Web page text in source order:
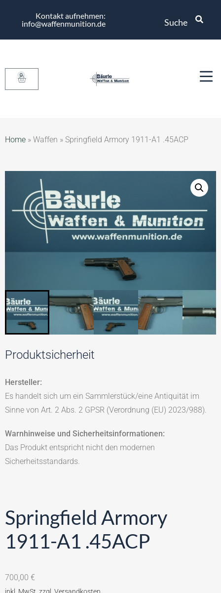
Kontakt aufnehmen:
info@waffenmunition.de
Suche
0
Home » Waffen » Springfield Armory 1911-A1 .45ACP
Produktsicherheit
Hersteller:
Es handelt sich um ein Sammlerstück/eine Antiquität im
Sinne von Art. 2 Abs. 2 GPSR (Verordnung (EU) 2023/988).
Warnhinweise und Sicherheitsinformationen:
Das Produkt entspricht nicht den modernen
Sicherheitsstandards.
Springfield Armory
1911-A1 .45ACP
700,00 €